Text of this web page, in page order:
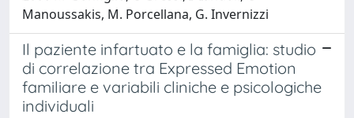
Manoussakis, M. Porcellana, G. Invernizzi
Il paziente infartuato e la famiglia: studio
di correlazione tra Expressed Emotion
familiare e variabili cliniche e psicologiche
individuali